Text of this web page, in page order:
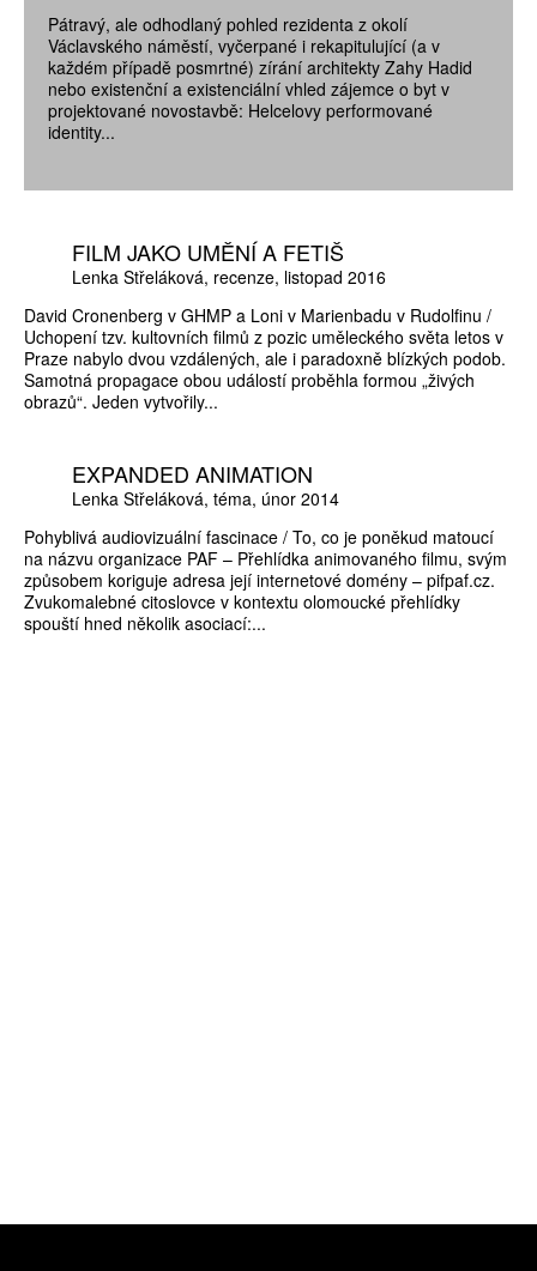
Pátravý, ale odhodlaný pohled rezidenta z okolí
Václavského náměstí, vyčerpané i rekapitulující (a v
každém případě posmrtné) zírání architekty Zahy Hadid
nebo existenční a existenciální vhled zájemce o byt v
projektované novostavbě: Helcelovy performované
identity...
FILM JAKO UMĚNÍ A FETIŠ
Lenka Střeláková recenze listopad 2016
David Cronenberg v GHMP a Loni v Marienbadu v Rudolfinu /
Uchopení tzv. kultovních filmů z pozic uměleckého světa letos v
Praze nabylo dvou vzdálených, ale i paradoxně blízkých podob.
Samotná propagace obou událostí proběhla formou „živých
obrazů“. Jeden vytvořily...
EXPANDED ANIMATION
Lenka Střeláková téma únor 2014
Pohyblivá audiovizuální fascinace / To, co je poněkud matoucí
na názvu organizace PAF – Přehlídka animovaného filmu, svým
způsobem koriguje adresa její internetové domény – pifpaf.cz.
Zvukomalebné citoslovce v kontextu olomoucké přehlídky
spouští hned několik asociací:...